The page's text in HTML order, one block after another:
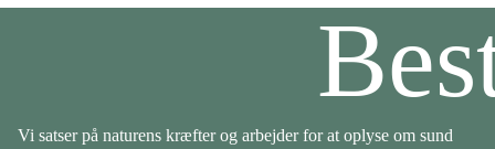
Vi satser på naturens kræfter og arbejder for at oplyse om sund